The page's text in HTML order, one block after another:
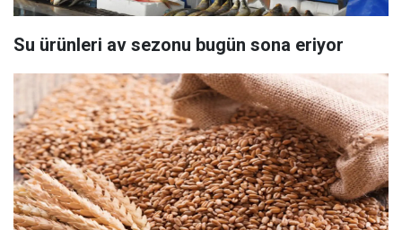
Su ürünleri av sezonu bugün sona eriyor